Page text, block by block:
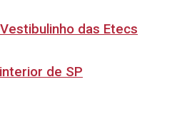
das Etecs
de SP